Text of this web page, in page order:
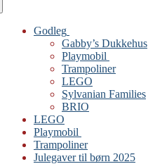
Godleg
Gabby’s Dukkehus
Playmobil
Trampoliner
LEGO
Sylvanian Families
BRIO
LEGO
Playmobil
Trampoliner
Julegaver til børn 2025